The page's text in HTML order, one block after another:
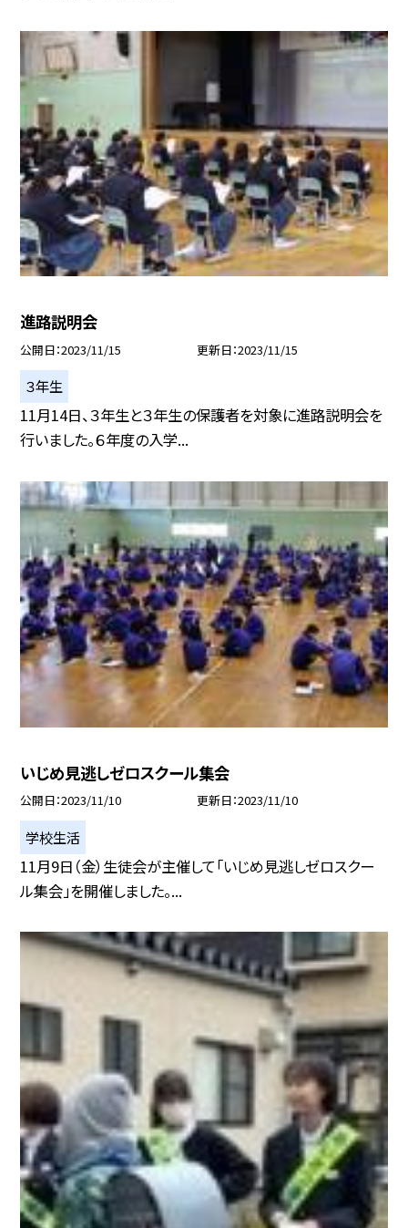
進路説明会
公開日 2023/11/15 更新日 2023/11/15
３年生
11月14日、３年生と３年生の保護者を対象に進路説明会を
行いました。６年度の入学...
いじめ見逃しゼロスクール集会
公開日 2023/11/10 更新日 2023/11/10
学校生活
11月9日（金）生徒会が主催して「いじめ見逃しゼロスクー
ル集会」を開催しました。...